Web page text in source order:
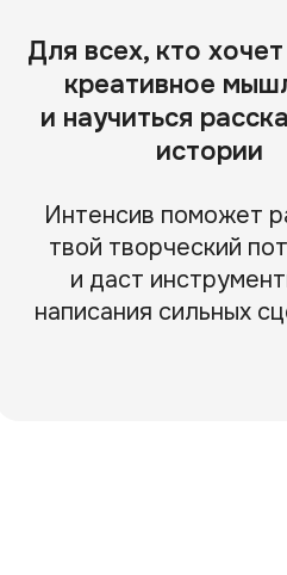
Для всех, кто
креативное
и научиться
истории
Интенсив поможет
твой творческий
и даст
написания сильных